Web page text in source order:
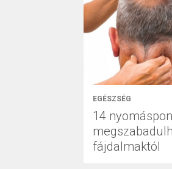
EGÉSZSÉG
14
fájdalmaktól